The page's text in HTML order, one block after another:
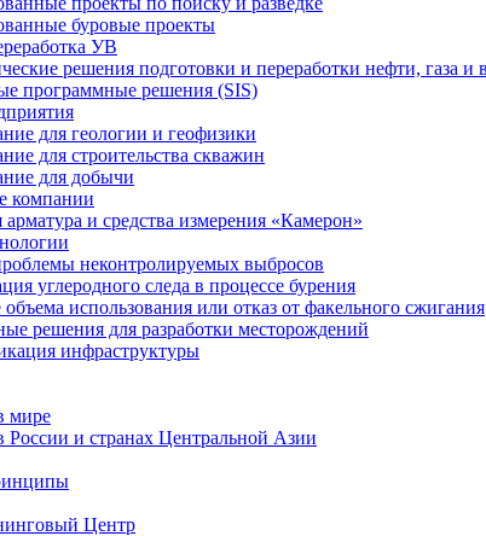
буровые проекты
УВ
решения подготовки и переработки нефти, газа и
программные решения (SIS)
для геологии и геофизики
для строительства скважин
для добычи
компании
и средства измерения «Камерон»
неконтролируемых выбросов
углеродного следа в процессе бурения
использования или отказ от факельного сжигания
решения для разработки месторождений
инфраструктуры
мире
и странах Центральной Азии
Центр